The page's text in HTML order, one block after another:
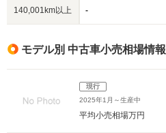
140,001km以上 -
モデル別 中古車小売相場情報
現行
2025年1月～生産中
平均小売相場万円